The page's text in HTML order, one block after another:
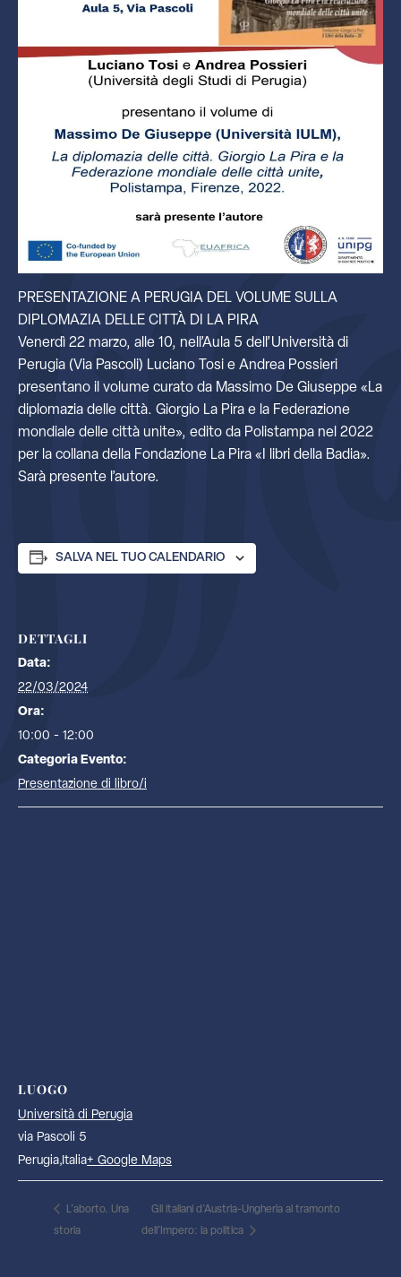
PRESENTAZIONE A PERUGIA DEL VOLUME SULLA
DIPLOMAZIA DELLE CITTÀ DI LA PIRA
Venerdì 22 marzo, alle 10, nell’Aula 5 dell’Università di
Perugia (Via Pascoli) Luciano Tosi e Andrea Possieri
presentano il volume curato da Massimo De Giuseppe «La
diplomazia delle città. Giorgio La Pira e la Federazione
mondiale delle città unite», edito da Polistampa nel 2022
per la collana della Fondazione La Pira «I libri della Badia».
Sarà presente l’autore.
SALVA NEL TUO CALENDARIO
DETTAGLI
Data:
22/03/2024
Ora:
10:00 - 12:00
Categoria Evento:
Presentazione di libro/i
LUOGO
Università di Perugia
via Pascoli 5
Perugia,Italia+ Google Maps
L’aborto. Una
storia
Gli italiani d’Austria-Ungheria al tramonto
dell’Impero: la politica